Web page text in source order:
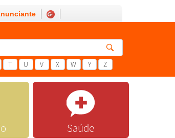
T U V X W Y Z
Saúde